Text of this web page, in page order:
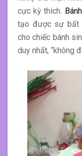
cực kỳ thích.
tạo được sự bất
cho chiếc bánh
duy nhất, “không